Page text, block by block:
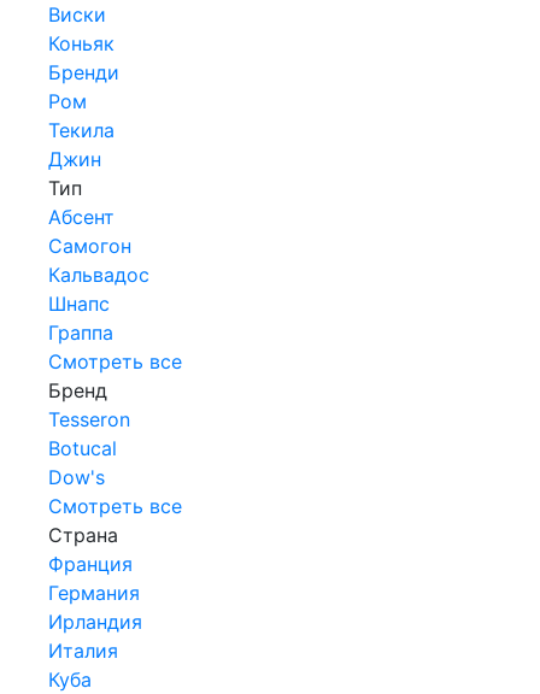
Виски
Коньяк
Бренди
Ром
Текила
Джин
Тип
Абсент
Самогон
Кальвадос
Шнапс
Граппа
Смотреть все
Бренд
Tesseron
Botucal
Dow's
Смотреть все
Страна
Франция
Германия
Ирландия
Италия
Куба